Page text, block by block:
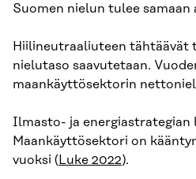
Suomen nielun tulee samaan
Hiilineutraaliuteen tähtäävät
nielutaso saavutetaan.
maankäyttösektorin
Ilmasto- ja
Maankäyttösektori on
vuoksi (Luke 2022).